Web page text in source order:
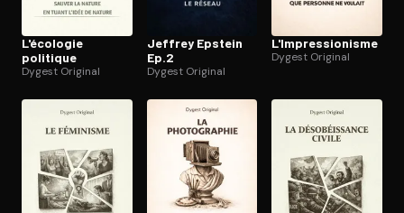
L'écologie
politique
Dygest Original
Jeffrey Epstein
Ep.2
Dygest Original
L'Im­pres­sio­nisme
Dygest Original